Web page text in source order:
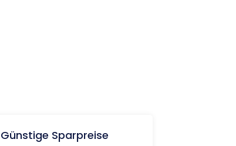
Günstige Sparpreise